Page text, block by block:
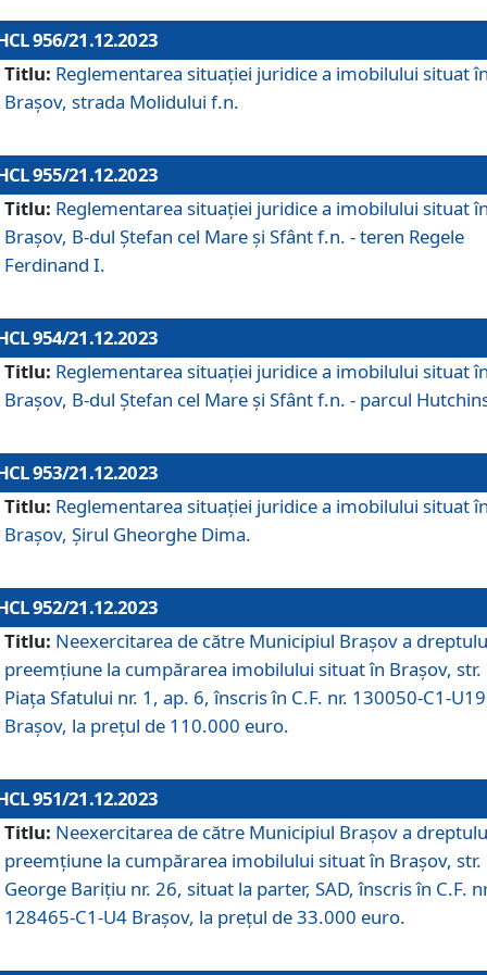
956/21.12.2023
Titlu: Reglementarea situației juridice a imobilului situat
Brașov, strada Molidului f.n.
955/21.12.2023
Titlu: Reglementarea situației juridice a imobilului situat
Brașov, B-dul Ștefan cel Mare și Sfânt f.n. - teren Regele
Ferdinand I.
954/21.12.2023
Titlu: Reglementarea situației juridice a imobilului situat
Brașov, B-dul Ștefan cel Mare și Sfânt f.n. - parcul
953/21.12.2023
Titlu: Reglementarea situației juridice a imobilului situat
Brașov, Șirul Gheorghe Dima.
952/21.12.2023
Titlu: Neexercitarea de către Municipiul Brașov a
preemțiune la cumpărarea imobilului situat în Brașov, str.
Piața Sfatului nr. 1, ap. 6, înscris în C.F. nr. 130050-C1-U19
Brașov, la prețul de 110.000 euro.
951/21.12.2023
Titlu: Neexercitarea de către Municipiul Brașov a
preemțiune la cumpărarea imobilului situat în Brașov, str.
George Barițiu nr. 26, situat la parter, SAD, înscris în C.F.
128465-C1-U4 Brașov, la prețul de 33.000 euro.